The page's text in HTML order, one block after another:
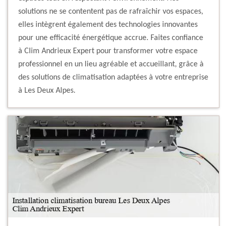
solutions ne se contentent pas de rafraîchir vos espaces,
elles intègrent également des technologies innovantes
pour une efficacité énergétique accrue. Faites confiance
à Clim Andrieux Expert pour transformer votre espace
professionnel en un lieu agréable et accueillant, grâce à
des solutions de climatisation adaptées à votre entreprise
à Les Deux Alpes.